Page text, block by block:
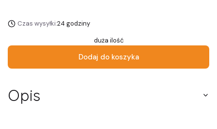
Czas wysyłki:24 godziny
duża ilość
Dodaj do koszyka
Opis